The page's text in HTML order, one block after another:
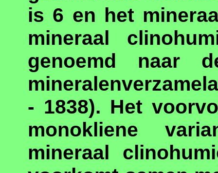
is 6 en het
mineraal
genoemd naar
- 1838). Het
monokliene
mineraal